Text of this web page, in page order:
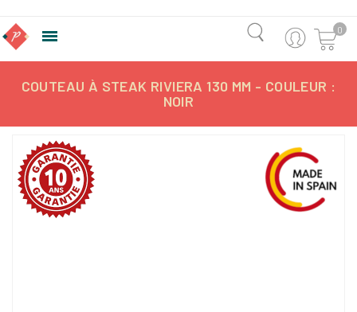
 0
COUTEAU À STEAK RIVIERA 130 MM - COULEUR :
NOIR